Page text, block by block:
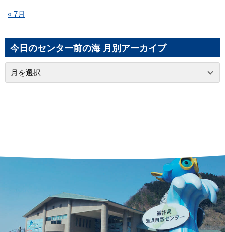
« 7月
今日のセンター前の海 月別アーカイブ